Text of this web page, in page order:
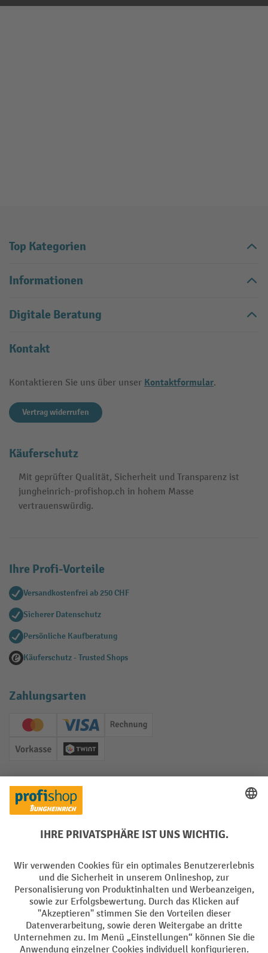
Top Kategorien
Informationen
Digitale Beratung
Kontakt
Kontaktieren Sie uns über unser Kontaktformular.
Vertrag widerrufen
Käuferschutz
Mit geprüfter Qualität, Sicherheit und Transparenz ist
jungheinrich-profishop.ch in hohem Masse
vertrauenswürdig.
Ihre Profi-Vorteile
Versandkostenfrei ab 250 CHF
Sicherer Datenschutz
Persönliche Kaufberatung
Käuferschutz - Trusted Shops
Zahlungsarten
Creditcard (Master)Creditcard (Visa)
Rechnung
Vorkasse Twint
Soziale Netzwerke
Facebook
YouTube
LinkedInInstagram
Sprachen
DE FR
AGB Impressum Datenschutz Privacy Settings